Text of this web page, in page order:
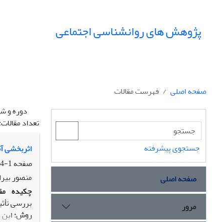
پژوهش های روانشناسی اجتماعی
صفحه اصلی
فهرست مقالات
دوره و
تعداد مقالات:
اثربخشی
صفحه1-14
منصور
چکیده
بررسی
روش:
جستجوی پیشرفته
صفحه اصلی
مرور